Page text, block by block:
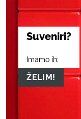
Suveniri?
Imamo ih:
ŽELIM!